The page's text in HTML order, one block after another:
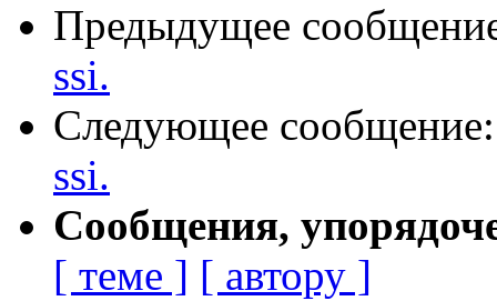
Предыдущее
ssi.
Следующее
ssi.
Сообщения,
[ теме ] [ автору ]